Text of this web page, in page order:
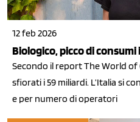
12 feb 2026
Biologico, picco di consumi
Secondo il report The World of
sfiorati i 59 miliardi. L’Italia si
e per numero di operatori